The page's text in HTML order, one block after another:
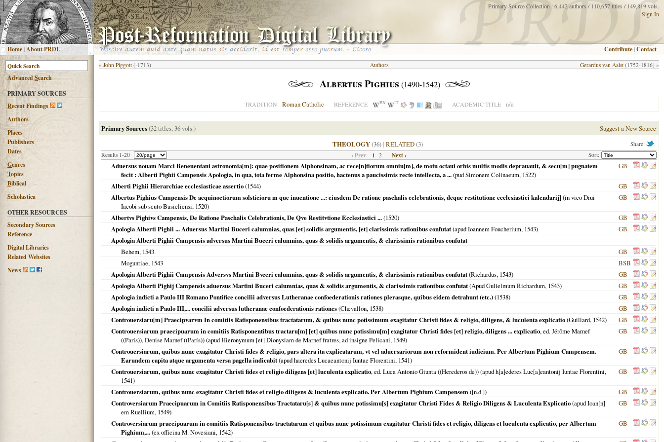
Home|About PRDL
Primary Source Collection : 6,442 authors / 110,657 titles / 149,819 vols.
Sign In
Contribute |Contact
AdvancedSearch
PRIMARY SOURCES
Recent Findings
Authors
Places
Publishers
Dates
Genres
Topics
Biblical
Scholastica
OTHER RESOURCES
Secondary Sources
Reference
Digital Libraries
Related Websites
News
« John Piggott (-1713) Gerardus van Aalst (1752-1816) »
Authors
Albertus Pighius (1490-1542)
TRADITION Roman Catholic REFERENCE EN IT ACADEMIC TITLE n/a
Primary Sources(32 titles, 36 vols.) Suggest a New Source
Share:
THEOLOGY(36) | RELATED(3)
Results 1-20 Sort:
‹ Prev 1 2 Next ›
Aduersus nouam Marci Beneuentani astronomia[m]: quae positionem Alphonsinam, ac rece[n]tiorum omniu[m], de motu octaui orbis multis modis deprauauit, & secu[m] pugnatem
fecit : Alberti Pighii Campensis Apologia, in qua, tota ferme Alphonsina positio, hactenus a paucissimis recte intellecta, a ...(pud Simonem Colinaeum, 1522)
GB
Alberti Pighii Hierarchiae ecclesiasticae assertio(1544)
GB
Albertus Pighius Campensis De aequinoctiorum solsticioru m que inuentione ...: eiusdem De ratione paschalis celebrationis, deque restitutione ecclesiastici kalendarij](in vico Diui
Iacobi sub scuto Basieliensi, 1520)
GB
Albertvs Pighivs Campensis, De Ratione Paschalis Celebrationis, De Qve Restitvtione Ecclesiastici ...(1520)
GB
Apologia Alberti Pighii ... Aduersus Martini Buceri calumnias, quas [et] solidis argumentis, [et] clarissimis rationibus confutat(apud Ioannem Foucherium, 1543)
GB
Apologia Alberti Pighii Campensis adversus Martini Buceri calumnias, quas & solidis argumentis, & clarissimis rationibus confutat
Behem, 1543
GB
Moguntiae, 1543
BSB
Apologia Alberti Pighii Campensis Adversvs Martini Bvceri calumnias, quas & solidis argumentis, & clarissimis rationibus confutat(Richardus, 1543)
GB
Apologia Alberti Pighij Campensis aduersus Martini Buceri calumnias, quas & solidis argumentis, & clarissimis rationibus confutat(Apud Gulielmum Richardum, 1543)
GB
Apologia indicti a Paulo III Romano Pontifice concilii adversus Lutheranae confoederationis rationes plerasque, quibus eidem detrahunt (etc.)(1538)
GB
Apologia indicti a Paulo III,... concilii adversus lutheranae confoederationis rationes(Chevallon, 1538)
GB
Controuersiaru[m] Praecipvarvm In comitiis Ratisponensibus tractatarum, & quibus nunc potissimum exagitatur Christi fides & religio, diligens, & luculenta explicatio(Guillard, 1542)
GB
Controuersiarum praecipuarum in comitiis Ratisponentibus tractaru[m] [et] quibus nunc potissimu[m] exagitatur Christi fides [et] religio, diligens ... explicatio, ed. Jérôme Marnef
((París)), Denise Marnef ((París)) (apud Hieronymum [et] Dionysiam de Marnef fratres, ad insigne Pelicani, 1549)
GB
Controuersiarum, quibus nunc exagitatur Christi fides & religio, pars altera ita explicatarum, vt vel aduersariorum non reformident iudicium. Per Albertum Pighium Campensem.
Earundem capita atque argumenta versa pagella indicabit(apud haeredes Lucaeantonij Iuntae Florentini, 1541)
GB
Controuersiarum, quibus nunc exagitatur Christi fides et religio diligens [et] luculenta explicatio, ed. Luca Antonio Giunta ((Herederos de)) (apud h[a]ederes Luc[a]eantonij Iuntae Florentini,
1541)
GB
Controuersiarum, quibus nunc exagitatur Christi fides et religio diligens & luculenta explicatio. Per Albertum Pighium Campensem([n.d.])
GB
Controversiarum Praecipuarum in Comitiis Ratisponensibus Tractataru[s] & quibus nunc potissimu[s] exagitatur Christi Fides & Religio Diligens & Luculenta Explicatio(apud Ioan[n]
em Ruellium, 1549)
GB
Controversiarum praecipuarum in comitiis Ratisponensibus tractatarum et quibus nunc potissimum exagitatur Christi fides et religio, diligens et luculenta explicatio, per Albertum
Pighium,...(ex officina M. Novesiani, 1542)
GB